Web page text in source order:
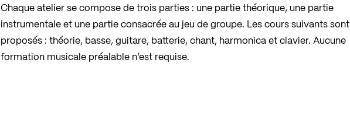
Chaque atelier se compose de trois parties : une partie théorique, une partie
instrumentale et une partie consacrée au jeu de groupe. Les cours suivants sont
proposés : théorie, basse, guitare, batterie, chant, harmonica et clavier. Aucune
formation musicale préalable n’est requise.